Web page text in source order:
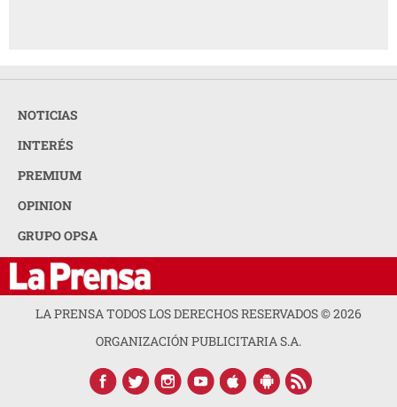
NOTICIAS
INTERÉS
PREMIUM
OPINION
GRUPO OPSA
LA PRENSA TODOS LOS DERECHOS RESERVADOS ©2026
ORGANIZACIÓN PUBLICITARIA S.A.